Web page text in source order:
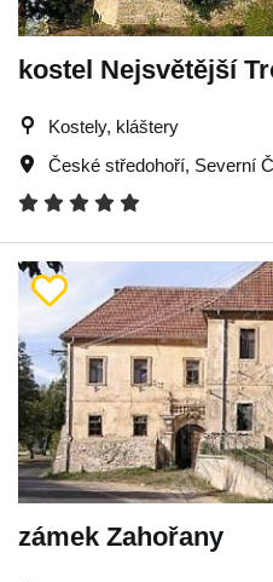
kostel Nejsvětější
Kostely, kláštery
České středohoří, Severní
zámek Zahořany